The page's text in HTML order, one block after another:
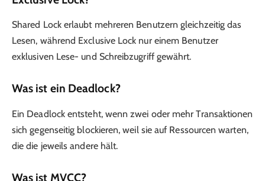
Shared Lock erlaubt mehreren Benutzern gleichzeitig das
Lesen, während Exclusive Lock nur einem Benutzer
exklusiven Lese- und Schreibzugriff gewährt.
Was ist ein Deadlock?
Ein Deadlock entsteht, wenn zwei oder mehr Transaktionen
sich gegenseitig blockieren, weil sie auf Ressourcen warten,
die die jeweils andere hält.
Was ist MVCC?